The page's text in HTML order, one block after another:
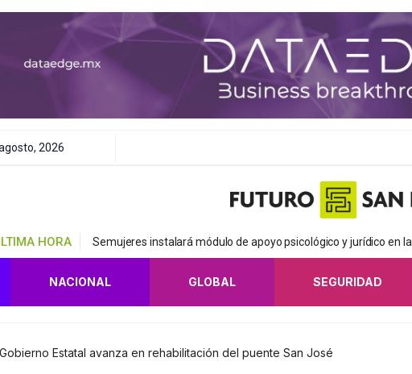
2026
HORA Semujeres instalará módulo de apoyo psicológico y jurídico en la
NACIONAL GLOBAL SEGURIDAD
Gobierno Estatal avanza en rehabilitación del puente San José